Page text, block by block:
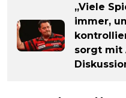
„Viele
immer,
sorgt mit